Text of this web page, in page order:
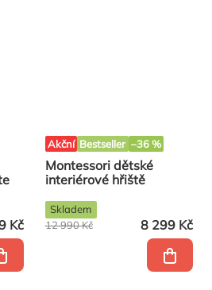
Kč
Akční Bestseller –36 %
Montessori dětské
interiérové hřiště
8 299 Kč
12 990 Kč
Skladem